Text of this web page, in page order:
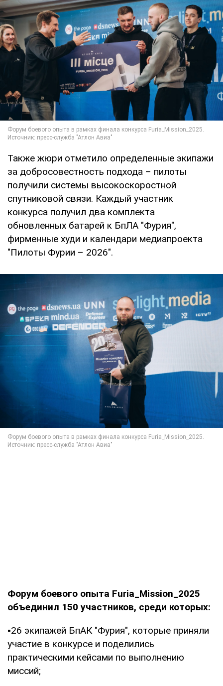
Также жюри отметило определенные экипажи
за добросовестность подхода – пилоты
получили системы высокоскоростной
спутниковой связи. Каждый участник
конкурса получил два комплекта
обновленных батарей к БпЛА "Фурия",
фирменные худи и календари медиапроекта
"Пилоты Фурии – 2026".
Форум боевого опыта Furia_Mission_2025
объединил 150 участников, среди которых:
▪️26 экипажей БпАК "Фурия", которые приняли
участие в конкурсе и поделились
практическими кейсами по выполнению
миссий;